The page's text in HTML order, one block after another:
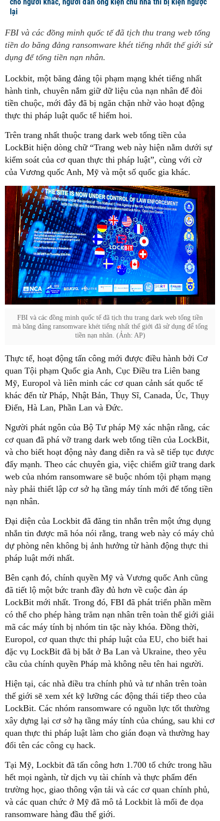
lại
FBI và các đồng minh quốc tế đã tịch thu trang web tống
tiền do băng đảng ransomware khét tiếng nhất thế giới sử
dụng để tống tiền nạn nhân.
Lockbit, một băng đảng tội phạm mạng khét tiếng nhất
hành tinh, chuyên nắm giữ dữ liệu của nạn nhân để đòi
tiền chuộc, mới đây đã bị ngăn chặn nhờ vào hoạt động
thực thi pháp luật quốc tế hiếm hoi.
Trên trang nhất thuộc trang dark web tống tiền của
LockBit hiện dòng chữ “Trang web này hiện nằm dưới sự
kiểm soát của cơ quan thực thi pháp luật”, cùng với cờ
của Vương quốc Anh, Mỹ và một số quốc gia khác.
FBI và các đồng minh quốc tế đã tịch thu trang dark web tống tiền
mà băng đảng ransomware khét tiếng nhất thế giới đã sử dụng để tống
tiền nạn nhân. (Ảnh: AP)
Thực tế, hoạt động tấn công mới được điều hành bởi Cơ
quan Tội phạm Quốc gia Anh, Cục Điều tra Liên bang
Mỹ, Europol và liên minh các cơ quan cảnh sát quốc tế
khác đến từ Pháp, Nhật Bản, Thụy Sĩ, Canada, Úc, Thụy
Điển, Hà Lan, Phần Lan và Đức.
Người phát ngôn của Bộ Tư pháp Mỹ xác nhận rằng, các
cơ quan đã phá vỡ trang dark web tống tiền của LockBit,
và cho biết hoạt động này đang diễn ra và sẽ tiếp tục được
đẩy mạnh. Theo các chuyên gia, việc chiếm giữ trang dark
web của nhóm ransomware sẽ buộc nhóm tội phạm mạng
này phải thiết lập cơ sở hạ tầng máy tính mới để tống tiền
nạn nhân.
Đại diện của Lockbit đã đăng tin nhắn trên một ứng dụng
nhắn tin được mã hóa nói rằng, trang web này có máy chủ
dự phòng nên không bị ảnh hưởng từ hành động thực thi
pháp luật mới nhất.
Bên cạnh đó, chính quyền Mỹ và Vương quốc Anh cũng
đã tiết lộ một bức tranh đầy đủ hơn về cuộc đàn áp
LockBit mới nhất. Trong đó, FBI đã phát triển phần mềm
có thể cho phép hàng trăm nạn nhân trên toàn thế giới giải
mã các máy tính bị nhóm tin tặc này khóa. Đồng thời,
Europol, cơ quan thực thi pháp luật của EU, cho biết hai
đặc vụ LockBit đã bị bắt ở Ba Lan và Ukraine, theo yêu
cầu của chính quyền Pháp mà không nêu tên hai người.
Hiện tại, các nhà điều tra chính phủ và tư nhân trên toàn
thế giới sẽ xem xét kỹ lưỡng các động thái tiếp theo của
LockBit. Các nhóm ransomware có nguồn lực tốt thường
xây dựng lại cơ sở hạ tầng máy tính của chúng, sau khi cơ
quan thực thi pháp luật làm cho gián đoạn và thường hay
đổi tên các công cụ hack.
Tại Mỹ, Lockbit đã tấn công hơn 1.700 tổ chức trong hầu
hết mọi ngành, từ dịch vụ tài chính và thực phẩm đến
trường học, giao thông vận tải và các cơ quan chính phủ,
và các quan chức ở Mỹ đã mô tả Lockbit là mối đe dọa
ransomware hàng đầu thế giới.